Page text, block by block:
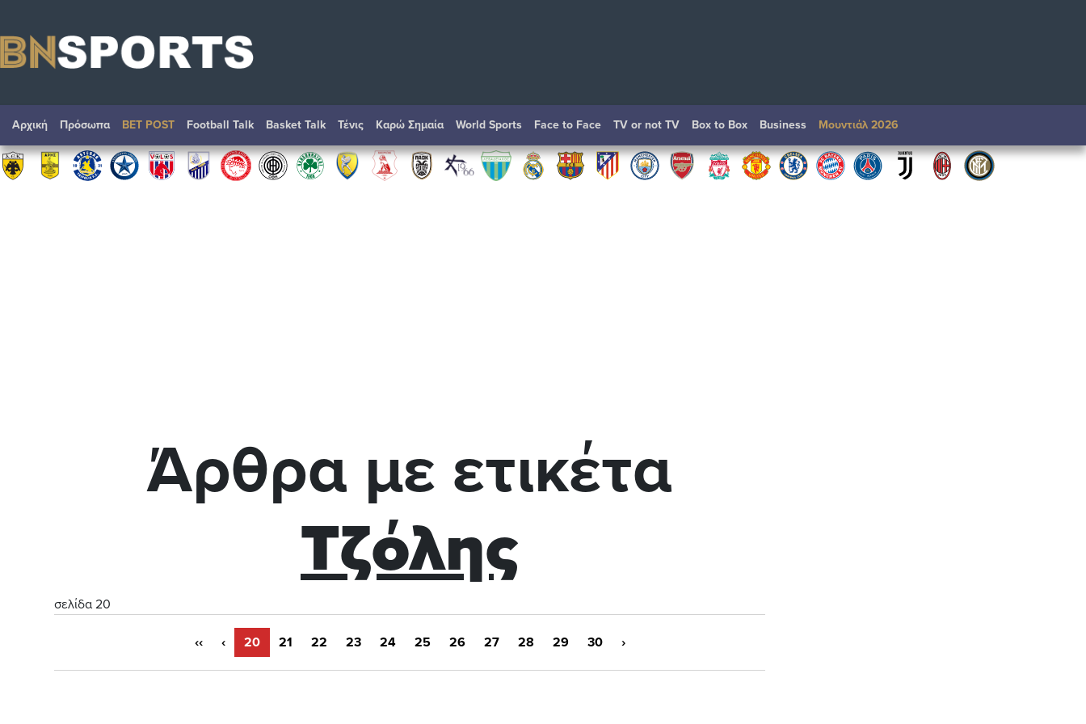
Αρχική Πρόσωπα BET POST Football Talk Basket Talk Τένις Καρώ Σημαία World Sports Face to Face TV or not TV Box to Box Βusiness Μουντιάλ 2026
Άρθρα με ετικέτα
Τζόλης
σελίδα 20
‹‹ ‹ 20 21 22 23 24 25 26 27 28 29 30 ›